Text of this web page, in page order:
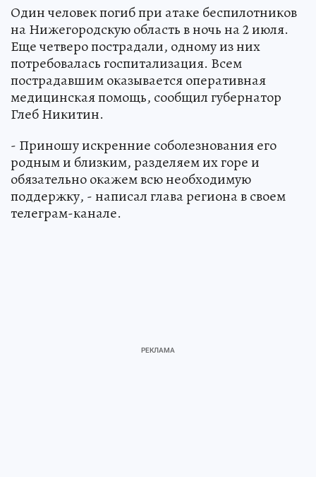
Один человек погиб при атаке беспилотников
на Нижегородскую область в ночь на 2 июля.
Еще четверо пострадали, одному из них
потребовалась госпитализация. Всем
пострадавшим оказывается оперативная
медицинская помощь, сообщил губернатор
Глеб Никитин.
- Приношу искренние соболезнования его
родным и близким, разделяем их горе и
обязательно окажем всю необходимую
поддержку, - написал глава региона в своем
телеграм-канале.